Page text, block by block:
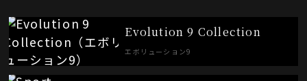
Evolution 9 Collection
エボリューション9